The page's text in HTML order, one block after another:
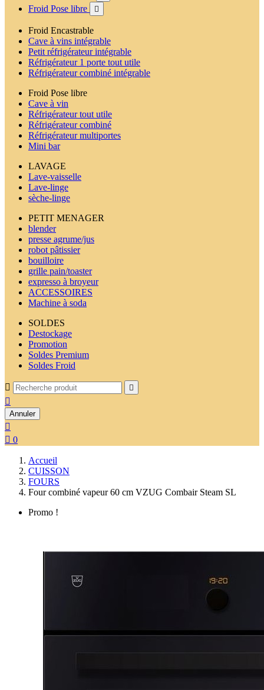
Froid Pose libre 
Froid Encastrable
Cave à vins intégrable
Petit réfrigérateur intégrable
Réfrigérateur 1 porte tout utile
Réfrigérateur combiné intégrable
Froid Pose libre
Cave à vin
Réfrigérateur tout utile
Réfrigérateur combiné
Réfrigérateur multiportes
Mini bar
LAVAGE
Lave-vaisselle
Lave-linge
sèche-linge
PETIT MENAGER
blender
presse agrume/jus
robot pâtissier
bouilloire
grille pain/toaster
expresso à broyeur
ACCESSOIRES
Machine à soda
SOLDES
Destockage
Promotion
Soldes Premium
Soldes Froid
 

Annuler

 0
Accueil
CUISSON
FOURS
Four combiné vapeur 60 cm VZUG Combair Steam SL
Promo !